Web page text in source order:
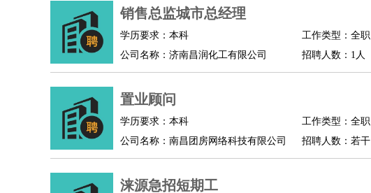
销售总监城市总经理
学历要求：本科 工作类型：全职
公司名称：济南昌润化工有限公司
招聘人数：1人
置业顾问
学历要求：本科 工作类型：全职
公司名称：南昌团房网络科技有限公司
招聘人数：若干
涞源急招短期工